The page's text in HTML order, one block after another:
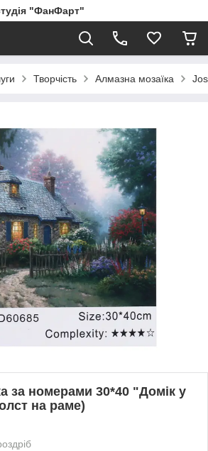
"ФанФарт"
Творчість Алмазна мозаїка
за номерами 30*40 "Домік у
на раме)